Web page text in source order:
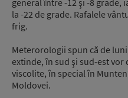
general între -12 şi -8 grade,
la -22 de grade. Rafalele
frig.
Meterorologii spun că de
extinde, în sud şi sud-est
viscolite, în special în
Moldovei.